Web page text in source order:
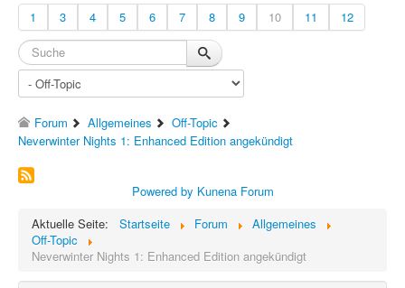
1 3 4 5 6 7 8 9 10 11 12
Forum Allgemeines
Off-Topic
Neverwinter Nights 1: Enhanced Edition angekündigt
Powered by Kunena Forum
Aktuelle Seite:
Startseite Forum
Allgemeines
Off-Topic
Neverwinter Nights 1: Enhanced Edition angekündigt